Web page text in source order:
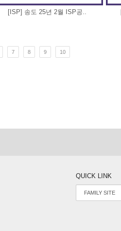
[ISP] 송도 25년 2월 ISP공..
7 8 9 10
QUICK LINK